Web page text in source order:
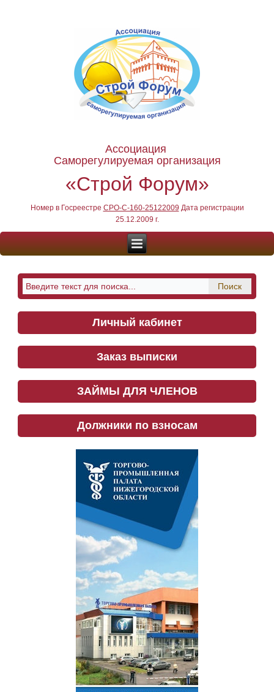
Ассоциация
Саморегулируемая организация
«Строй Форум»
Номер в Госреестре СРО-С-160-25122009 Дата регистрации
25.12.2009 г.
Личный кабинет
Заказ выписки
ЗАЙМЫ ДЛЯ ЧЛЕНОВ
Должники по взносам